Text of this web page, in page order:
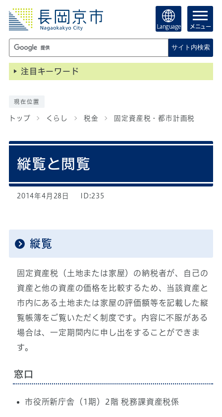
Language メニュー
サイト内検索
注目キーワード
現在位置
トップ くらし 税金 固定資産税・都市計画税
縦覧と閲覧
2014年4月28日 ID:235
縦覧
固定資産税（土地または家屋）の納税者が、自己の
資産と他の資産の価格を比較するため、当該資産と
市内にある土地または家屋の評価額等を記載した縦
覧帳簿をご覧いただく制度です。内容に不服がある
場合は、一定期間内に申し出をすることができま
す。
窓口
市役所新庁舎（1期）2階 税務課資産税係